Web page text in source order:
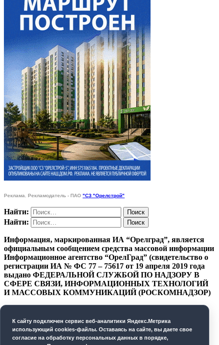
Реклама. Рекламодатель - ПАО "СЗ "Орелстрой"
Найти:
Найти:
Информация, маркированная ИА “Орелград”, является
официальным сообщением средства массовой информации
Информационное агентство “ОрелГрад” (свидетельство о
регистрации ИА № ФС 77 – 75617 от 19 апреля 2019 года
выдано ФЕДЕРАЛЬНОЙ СЛУЖБОЙ ПО НАДЗОРУ В
СФЕРЕ СВЯЗИ, ИНФОРМАЦИОННЫХ ТЕХНОЛОГИЙ
И МАССОВЫХ КОММУНИКАЦИЙ (РОСКОМНАДЗОР)
СОГЛАСИЕ НА ОБРАБОТКУ ПЕРСОНАЛЬНЫХ
ДАННЫХ
К cайту подключен сервис веб-аналитики Яндекс.Метрика
использующий cookies-файлы. Оставаясь на сайте, вы даете свое
согласие на обработку персональных данных в порядке,